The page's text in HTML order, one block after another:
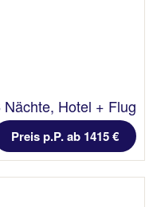
Nächte, Hotel + Flug
Preis p.P. ab 1415 €